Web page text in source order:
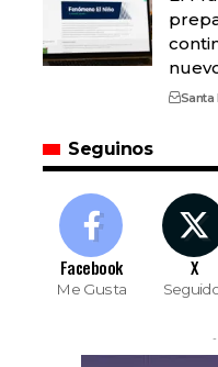
Santa
Seguinos
Facebook
Me Gusta
X